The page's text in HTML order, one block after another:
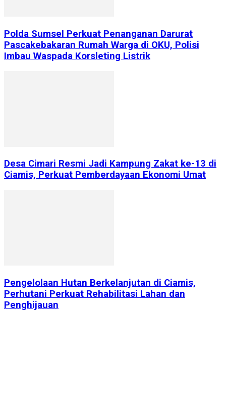
Polda Sumsel Perkuat Penanganan Darurat
Pascakebakaran Rumah Warga di OKU, Polisi
Imbau Waspada Korsleting Listrik
Desa Cimari Resmi Jadi Kampung Zakat ke-13 di
Ciamis, Perkuat Pemberdayaan Ekonomi Umat
Pengelolaan Hutan Berkelanjutan di Ciamis,
Perhutani Perkuat Rehabilitasi Lahan dan
Penghijauan